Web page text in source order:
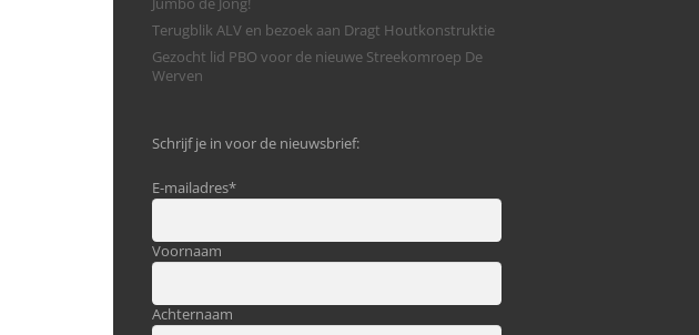
Jumbo de Jong!
Terugblik ALV en bezoek aan Dragt Houtkonstruktie
Gezocht lid PBO voor de nieuwe Streekomroep De
Werven
Schrijf je in voor de nieuwsbrief:
E-mailadres*
Voornaam
Achternaam